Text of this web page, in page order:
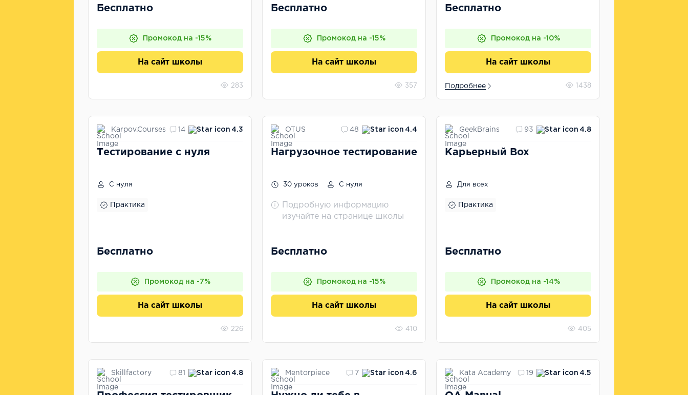
Бесплатно
Промокод на -15%
На сайт школы
283
Бесплатно
Промокод на -15%
На сайт школы
357
Бесплатно
Промокод на -10%
На сайт школы
Подробнее 1438
Karpov.Courses 14 4.3
Тестирование с нуля
С нуля
Практика
Бесплатно
Промокод на -7%
На сайт школы
226
OTUS 48 4.4
Нагрузочное тестирование
30 уроков С нуля
Подробную информацию
изучайте на странице школы
Бесплатно
Промокод на -15%
На сайт школы
410
GeekBrains 93 4.8
Карьерный Box
Для всех
Практика
Бесплатно
Промокод на -14%
На сайт школы
405
Skillfactory 81 4.8 Mentorpiece 7 4.6 Kata Academy 19 4.5